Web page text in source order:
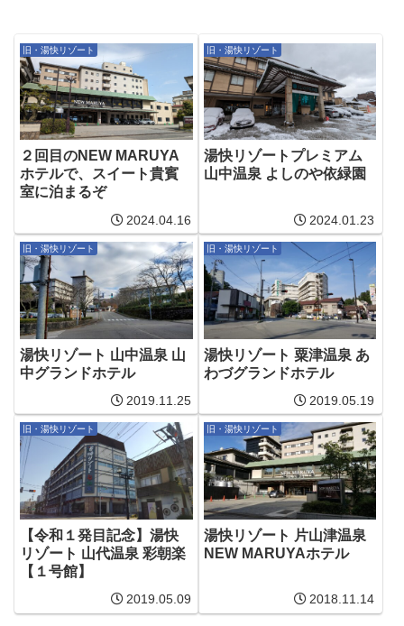
旧・湯快リゾート
２回目のNEW MARUYA
ホテルで、スイート貴賓
室に泊まるぞ
2024.04.16
旧・湯快リゾート
湯快リゾートプレミアム
山中温泉 よしのや依緑園
2024.01.23
旧・湯快リゾート
湯快リゾート 山中温泉 山
中グランドホテル
2019.11.25
旧・湯快リゾート
湯快リゾート 粟津温泉 あ
わづグランドホテル
2019.05.19
旧・湯快リゾート
【令和１発目記念】湯快
リゾート 山代温泉 彩朝楽
【１号館】
2019.05.09
旧・湯快リゾート
湯快リゾート 片山津温泉
NEW MARUYAホテル
2018.11.14